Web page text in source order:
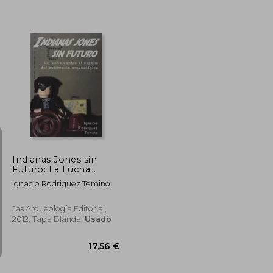
41,78 €
39,69 €
5%
dcto.
Indianas Jones sin
Futuro: La Lucha
Contra el Expolio del
Patrimonio
Ignacio Rodriguez Temino
Jas Arqueología Editorial,
2012, Tapa Blanda, Usado